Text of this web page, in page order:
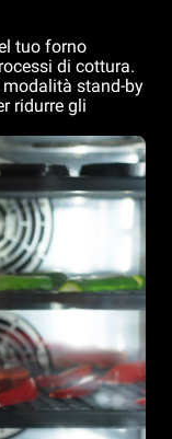
tuo forno
di cottura.
stand-by
ridurre gli